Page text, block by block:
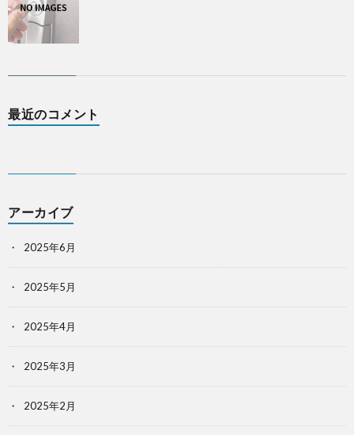
最近のコメント
アーカイブ
2025年6月
2025年5月
2025年4月
2025年3月
2025年2月